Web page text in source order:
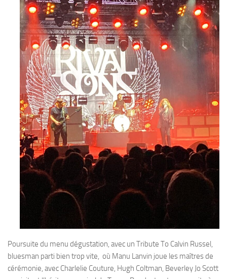
Poursuite du menu dégustation, avec un Tribute To Calvin Russel,
bluesman parti bien trop vite, où Manu Lanvin joue les maîtres de
cérémonie, avec Charlelie Couture, Hugh Coltman, Beverley Jo Scott